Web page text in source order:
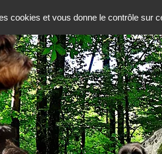
cookies et vous donne le contrôle sur